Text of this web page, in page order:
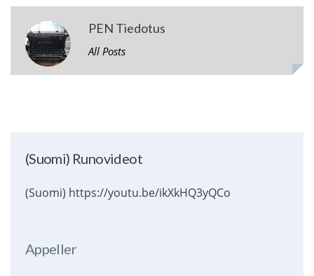
PEN Tiedotus
All Posts
(Suomi) Runovideot
(Suomi) https://youtu.be/ikXkHQ3yQCo
Appeller